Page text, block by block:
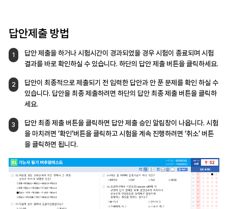
답안제출 방법
1 답안 제출을 하거나 시험시간이 경과되었을 경우시험이 종료되며 시험
결과를 바로 확인하실 수있습니다. 하단의 답안 제출 버튼을 클릭하세요.
2 답안이 최종적으로 제출되기 전 입력한 답안과안 푼 문제를 확인 하실 수
있습니다. 답안을최종 제출하려면 하단의 답안 최종 제출 버튼을클릭하
세요.
3 답안 최종 제출 버튼을 클릭하면 답안 제출 승인 알림창이 나옵니다. 시험
을 마치려면 ‘확인’버튼을클릭하고 시험을 계속 진행하려면 ‘취소’ 버튼
을 클릭하면 됩니다.